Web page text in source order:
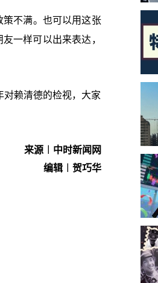
策不满。也可以用这张
友一样可以出来表达，
赖清德的检视，大家
来源︱中时新闻网
编辑︱贺巧华